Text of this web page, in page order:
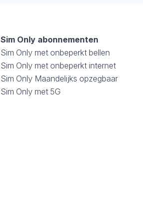
Sim Only abonnementen
Sim Only met onbeperkt bellen
Sim Only met onbeperkt internet
Sim Only Maandelijks opzegbaar
Sim Only met 5G